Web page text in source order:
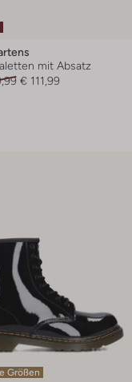
mit Absatz
€ 111,99
Größen